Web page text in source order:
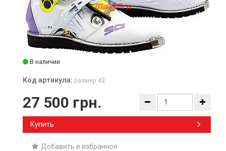
В наличии
Код артикула: размер 43
27 500 грн.
Купить
Добавить в избранное